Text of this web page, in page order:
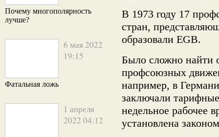
Почему многополярность
лучше?
6 мая 2022
19:15
Фатальная ложь
1 апреля
2022 04:12
В 1973 году 17
стран,
образовали EGB.
Было сложно найти
профсоюзных
например, в
заключали
недельное рабочее
установлена